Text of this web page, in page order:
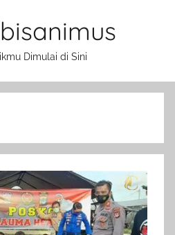
Dimulai di Sini